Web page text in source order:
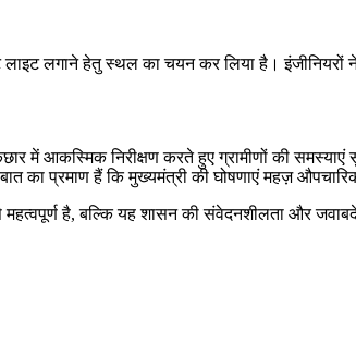
लाइट लगाने हेतु स्थल का चयन कर लिया है।
में आकस्मिक निरीक्षण करते हुए ग्रामीणों की
का प्रमाण हैं कि मुख्यमंत्री की घोषणाएं महज़
है, बल्कि यह शासन की संवेदनशीलता और